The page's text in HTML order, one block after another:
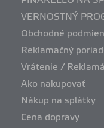
VERNOSTNÝ
Obchodné
Reklamačný
Vrátenie /
Ako nakupovať
Nákup na splátky
Cena dopravy